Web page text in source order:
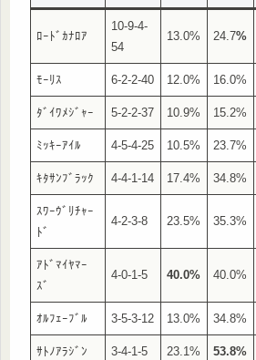
ﾛｰﾄﾞｶﾅﾛｱ
10-9-4-
54
13.0% 24.7%
ﾓｰﾘｽ 6-2-2-40 12.0% 16.0%
ﾀﾞｲﾜﾒｼﾞｬｰ 5-2-2-37 10.9% 15.2%
ﾐｯｷｰｱｲﾙ 4-5-4-25 10.5% 23.7%
ｷﾀｻﾝﾌﾞﾗｯｸ 4-4-1-14 17.4% 34.8%
ｽﾜｰｳﾞﾘﾁｬｰ
ﾄﾞ
4-2-3-8 23.5% 35.3%
ｱﾄﾞﾏｲﾔﾏｰ
ｽﾞ
4-0-1-5 40.0% 40.0%
ｵﾙﾌｪｰﾌﾞﾙ 3-5-3-12 13.0% 34.8%
ｻﾄﾉｱﾗｼﾞﾝ 3-4-1-5 23.1% 53.8%